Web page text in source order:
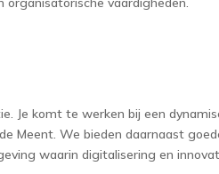
Je komt te werken bij een
Meent. We bieden daarnaast
waarin digitalisering en